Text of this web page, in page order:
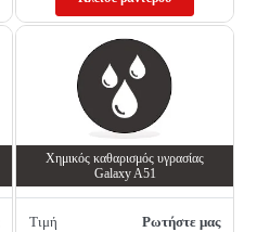
Χημικός καθαρισμός υγρασίας
Galaxy A51
Τιμή Ρωτήστε μας